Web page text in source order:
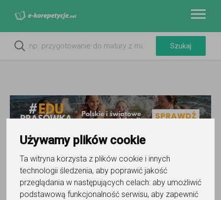
Używamy plików cookie
Ta witryna korzysta z plików cookie i innych
technologii śledzenia, aby poprawić jakość
przeglądania w następujących celach: aby umożliwić
podstawową funkcjonalność serwisu, aby zapewnić
Do ulubionych
Oznacz wystąpienie kontaktu